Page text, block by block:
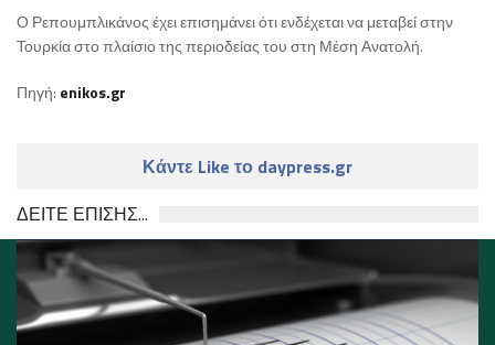
Ο Ρεπουμπλικάνος έχει επισημάνει ότι ενδέχεται να μεταβεί στην
Τουρκία στο πλαίσιο της περιοδείας του στη Μέση Ανατολή.
Πηγή: enikos.gr
Κάντε Like το daypress.gr
ΔΕΙΤΕ ΕΠΙΣΗΣ...